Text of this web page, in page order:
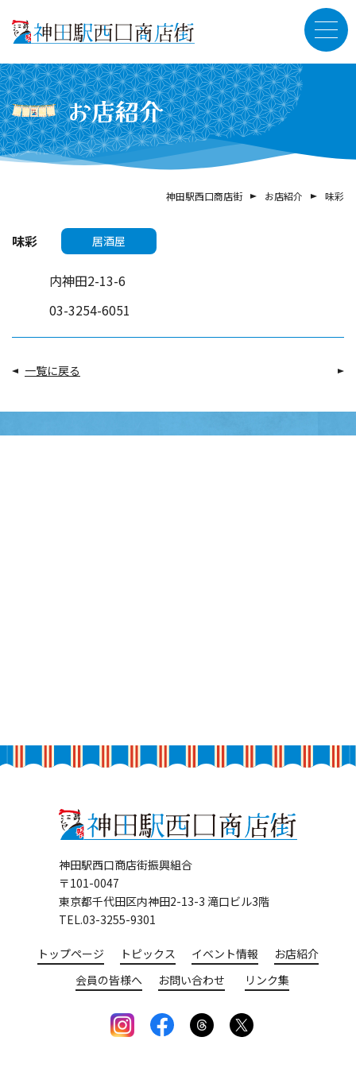
お店紹介
神田駅西口商店街 お店紹介 味彩
味彩 居酒屋
内神田2-13-6
03-3254-6051
一覧に戻る
神田駅西口商店街振興組合
〒101-0047
東京都千代田区内神田2-13-3 滝口ビル3階
TEL.03-3255-9301
トップページ トピックス イベント情報
お店紹介
会員の皆様へ
お問い合わせ リンク集